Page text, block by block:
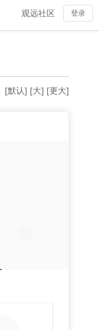
登录
观远社区
[默认] [大] [更大]